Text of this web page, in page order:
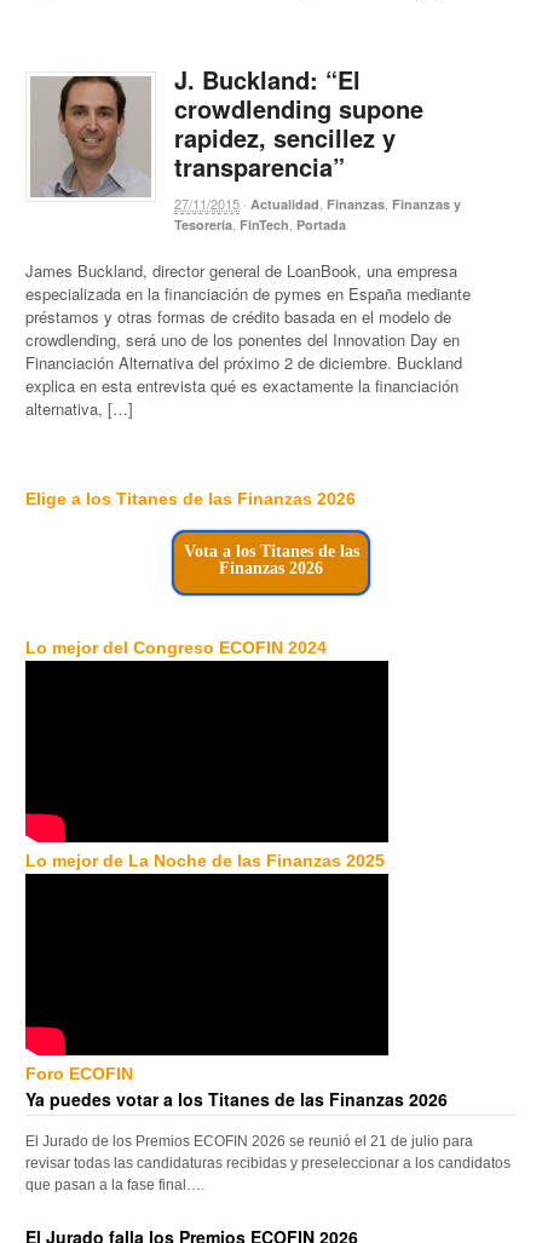
J. Buckland: “El
crowdlending supone
rapidez, sencillez y
transparencia”
27/11/2015 · Actualidad Finanzas Finanzas y
Tesorería FinTech Portada
James Buckland, director general de LoanBook, una empresa
especializada en la financiación de pymes en España mediante
préstamos y otras formas de crédito basada en el modelo de
crowdlending, será uno de los ponentes del Innovation Day en
Financiación Alternativa del próximo 2 de diciembre. Buckland
explica en esta entrevista qué es exactamente la financiación
alternativa, […]
Elige a los Titanes de las Finanzas 2026
Vota a los Titanes de las
Finanzas 2026
Lo mejor del Congreso ECOFIN 2024
Lo mejor de La Noche de las Finanzas 2025
Foro ECOFIN
Ya puedes votar a los Titanes de las Finanzas 2026
El Jurado de los Premios ECOFIN 2026 se reunió el 21 de julio para
revisar todas las candidaturas recibidas y preseleccionar a los candidatos
que pasan a la fase final….
El Jurado falla los Premios ECOFIN 2026